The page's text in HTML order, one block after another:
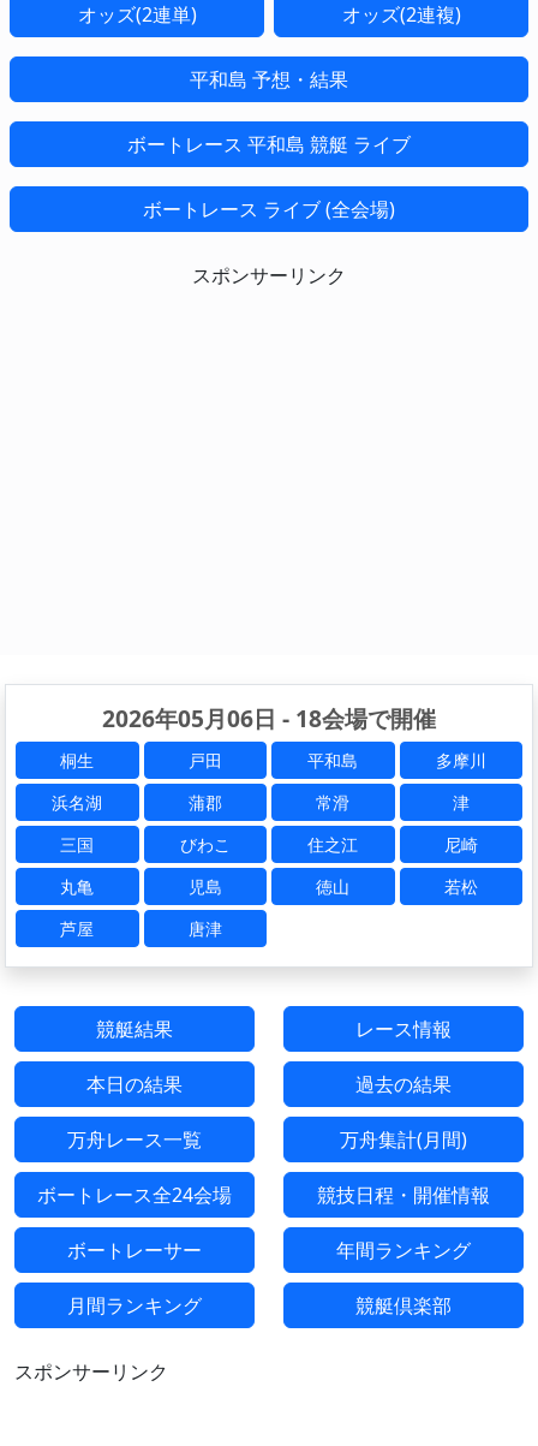
オッズ(2連単) オッズ(2連複)
平和島 予想・結果
ボートレース 平和島 競艇 ライブ
ボートレース ライブ (全会場)
スポンサーリンク
2026年05月06日 - 18会場で開催
桐生 戸田 平和島
多摩川
浜名湖
蒲郡 常滑
津
三国
びわこ 住之江
尼崎
丸亀
児島 徳山
若松
芦屋
唐津
競艇結果 レース情報
本日の結果 過去の結果
万舟レース一覧 万舟集計(月間)
ボートレース全24会場 競技日程・開催情報
ボートレーサー 年間ランキング
月間ランキング 競艇倶楽部
スポンサーリンク